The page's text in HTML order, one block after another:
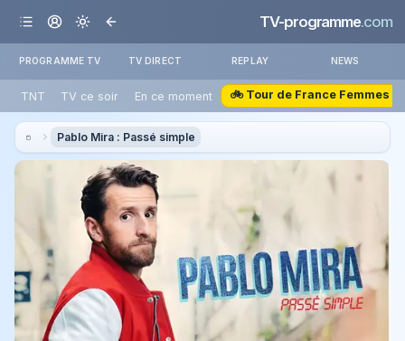
TV-programme.com
PROGRAMME TV TV DIRECT REPLAY NEWS
TNT TV ce soir En ce moment 🚲 Tour de France Femmes
Pablo Mira : Passé simple